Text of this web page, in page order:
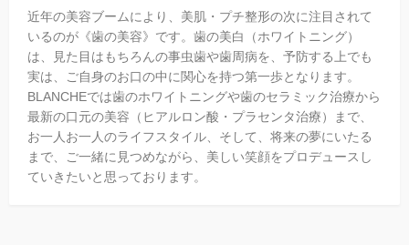
近年の美容ブームにより、美肌・プチ整形の次に注目されて
いるのが《歯の美容》です。歯の美白（ホワイトニング）
は、見た目はもちろんの事虫歯や歯周病を、予防する上でも
実は、ご自身のお口の中に関心を持つ第一歩となります。
BLANCHEでは歯のホワイトニングや歯のセラミック治療から
最新の口元の美容（ヒアルロン酸・プラセンタ治療）まで、
お一人お一人のライフスタイル、そして、将来の夢にいたる
まで、ご一緒に見つめながら、美しい笑顔をプロデュースし
ていきたいと思っております。